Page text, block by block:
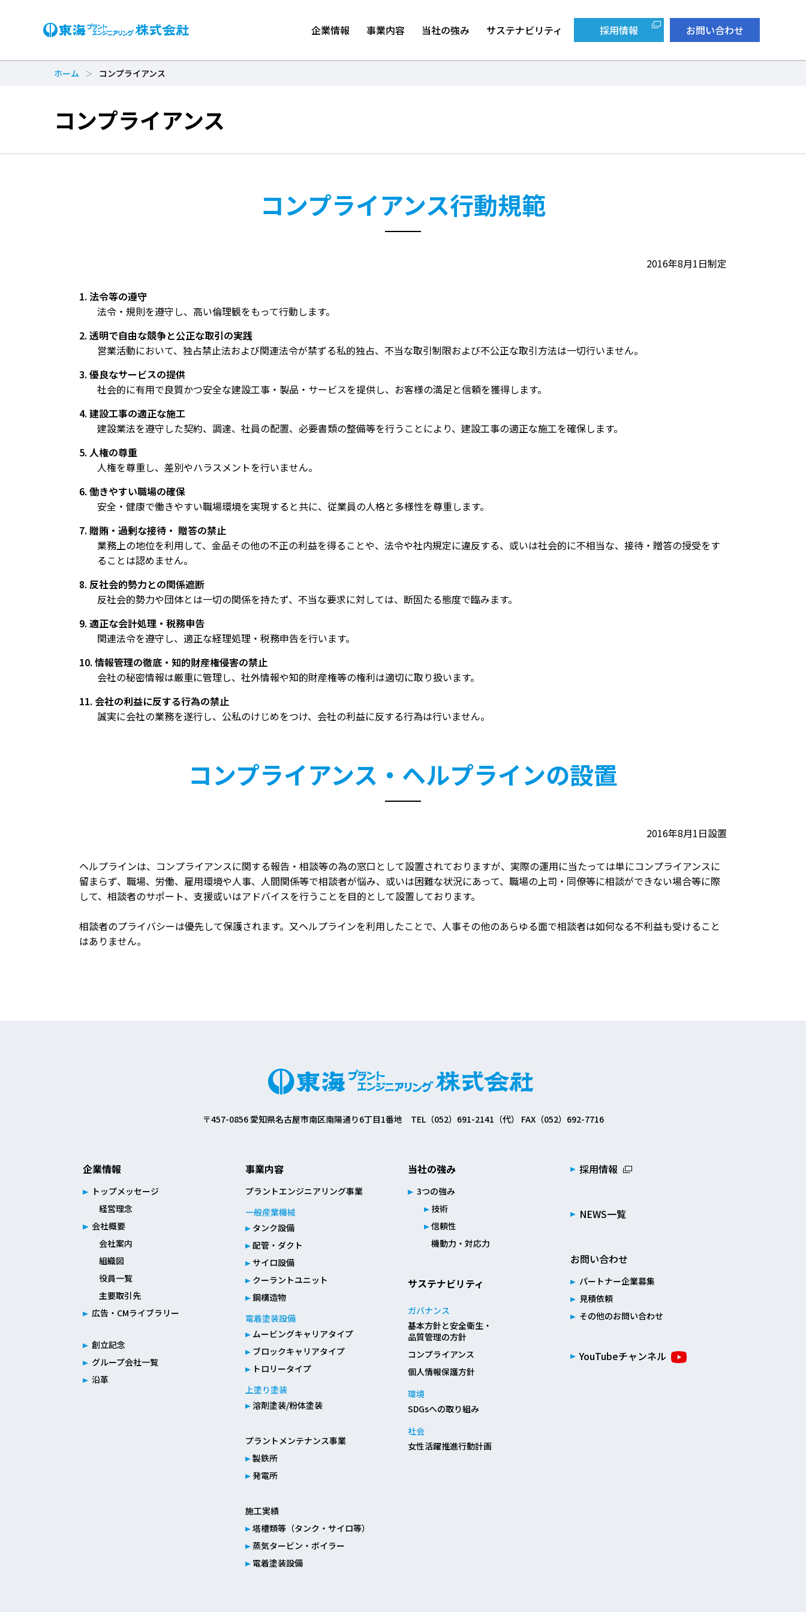
企業情報 事業内容 当社の強み サステナビリティ 採用情報 お問い合わせ
ホーム コンプライアンス
コンプライアンス
コンプライアンス行動規範
2016年8月1日制定
1. 法令等の遵守
法令・規則を遵守し、高い倫理観をもって行動します。
2. 透明で自由な競争と公正な取引の実践
営業活動において、独占禁止法および関連法令が禁ずる私的独占、不当な取引制限および不公正な取引方法は一切行いません。
3. 優良なサービスの提供
社会的に有用で良質かつ安全な建設工事・製品・サービスを提供し、お客様の満足と信頼を獲得します。
4. 建設工事の適正な施工
建設業法を遵守した契約、調達、社員の配置、必要書類の整備等を行うことにより、建設工事の適正な施工を確保します。
5. 人権の尊重
人権を尊重し、差別やハラスメントを行いません。
6. 働きやすい職場の確保
安全・健康で働きやすい職場環境を実現すると共に、従業員の人格と多様性を尊重します。
7. 贈賄・過剰な接待・ 贈答の禁止
業務上の地位を利用して、金品その他の不正の利益を得ることや、法令や社内規定に違反する、或いは社会的に不相当な、接待・贈答の授受をす
ることは認めません。
8. 反社会的勢力との関係遮断
反社会的勢力や団体とは一切の関係を持たず、不当な要求に対しては、断固たる態度で臨みます。
9. 適正な会計処理・税務申告
関連法令を遵守し、適正な経理処理・税務申告を行います。
10. 情報管理の徹底・知的財産権侵害の禁止
会社の秘密情報は厳重に管理し、社外情報や知的財産権等の権利は適切に取り扱います。
11. 会社の利益に反する行為の禁止
誠実に会社の業務を遂行し、公私のけじめをつけ、会社の利益に反する行為は行いません。
コンプライアンス・ヘルプラインの設置
2016年8月1日設置
ヘルプラインは、コンプライアンスに関する報告・相談等の為の窓口として設置されておりますが、実際の運用に当たっては単にコンプライアンスに
留まらず、職場、労働、雇用環境や人事、人間関係等で相談者が悩み、或いは困難な状況にあって、職場の上司・同僚等に相談ができない場合等に際
して、相談者のサポート、支援或いはアドバイスを行うことを目的として設置しております。
相談者のプライバシーは優先して保護されます。又ヘルプラインを利用したことで、人事その他のあらゆる面で相談者は如何なる不利益も受けること
はありません。
〒457-0856 愛知県名古屋市南区南陽通り6丁目1番地 TEL（052）691-2141（代） FAX（052）692-7716
企業情報
トップメッセージ
経営理念
会社概要
会社案内
組織図
役員一覧
主要取引先
広告・CMライブラリー
創立記念
グループ会社一覧
沿革
事業内容
プラントエンジニアリング事業
一般産業機械
タンク設備
配管・ダクト
サイロ設備
クーラントユニット
鋼構造物
電着塗装設備
ムービングキャリアタイプ
ブロックキャリアタイプ
トロリータイプ
上塗り塗装
溶剤塗装/粉体塗装
プラントメンテナンス事業
製鉄所
発電所
施工実績
塔槽類等（タンク・サイロ等）
蒸気タービン・ボイラー
電着塗装設備
当社の強み
3つの強み
技術
信頼性
機動力・対応力
サステナビリティ
ガバナンス
基本方針と安全衛生・
品質管理の方針
コンプライアンス
個人情報保護方針
環境
SDGsへの取り組み
社会
女性活躍推進行動計画
採用情報
NEWS一覧
お問い合わせ
パートナー企業募集
見積依頼
その他のお問い合わせ
YouTubeチャンネル